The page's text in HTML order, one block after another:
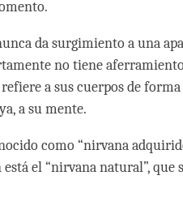
da surgimiento a una
no tiene
a sus cuerpos de
a su mente.
como “nirvana
el “nirvana natural”, que